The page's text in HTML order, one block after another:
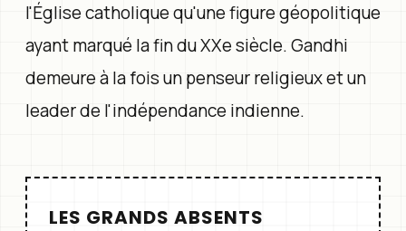
l'Église catholique qu'une figure géopolitique
ayant marqué la fin du XXe siècle. Gandhi
demeure à la fois un penseur religieux et un
leader de l'indépendance indienne.
LES GRANDS ABSENTS